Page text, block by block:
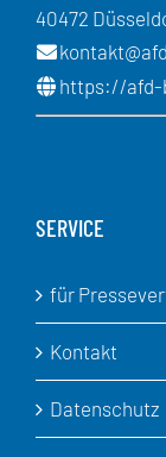
40472
https://afd-
SERVICE
für
Kontakt
Datenschutz